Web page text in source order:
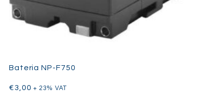
Bateria NP-F750
€3,00 + 23% VAT